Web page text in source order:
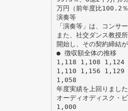
万円（前年度比100.2％
演奏等
「演奏等」は、コンサ
また、社交ダンス教授
開始し、その契約締結
● 徴収額全体の推移
1,118 1,108 1,124
1,110 1,156 1,129
1,058
年度実績を上回りました
オーディオディスク・
1,000